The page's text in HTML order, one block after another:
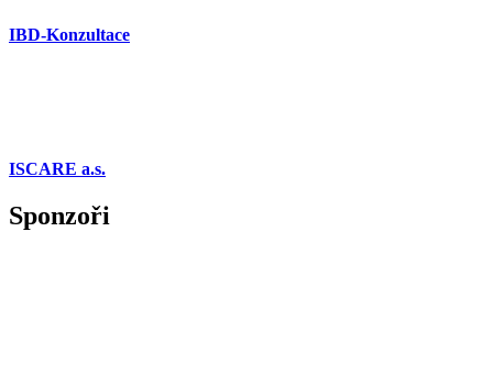
IBD-Konzultace
ISCARE a.s.
Sponzoři